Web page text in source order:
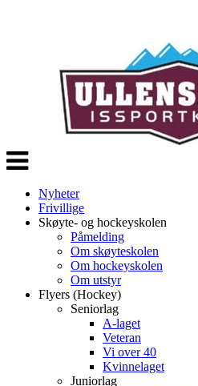
Veksle
navigasjon
Nyheter
Frivillige
Skøyte- og hockeyskolen
Påmelding
Om skøyteskolen
Om hockeyskolen
Om utstyr
Flyers (Hockey)
Seniorlag
A-laget
Veteran
Vi over 40
Kvinnelaget
Juniorlag